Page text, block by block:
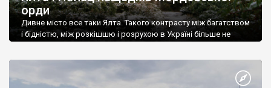
орди
Дивне місто все таки Ялта. Такого контрасту між багатством
і бідністю, між розкішшю і розрухою в Україні більше не